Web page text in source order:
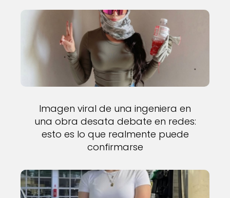
Imagen viral de una ingeniera en
una obra desata debate en redes:
esto es lo que realmente puede
confirmarse